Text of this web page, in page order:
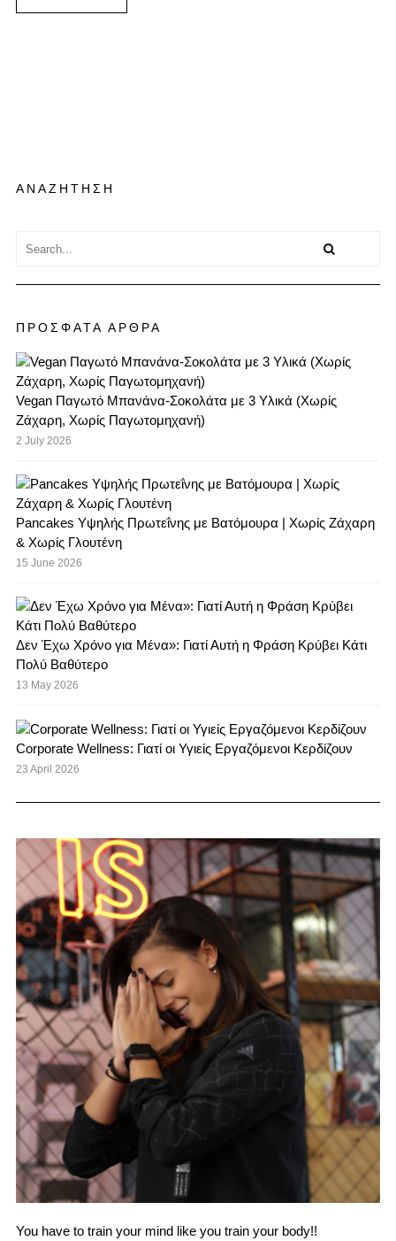
ΑΝΑΖΗΤΗΣΗ
ΠΡΟΣΦΑΤΑ ΑΡΘΡΑ
Vegan Παγωτό Μπανάνα-Σοκολάτα με 3 Υλικά (Χωρίς
Ζάχαρη, Χωρίς Παγωτομηχανή)
2 July 2026
Pancakes Υψηλής Πρωτεΐνης με Βατόμουρα | Χωρίς Ζάχαρη
& Χωρίς Γλουτένη
15 June 2026
Δεν Έχω Χρόνο για Μένα»: Γιατί Αυτή η Φράση Κρύβει Κάτι
Πολύ Βαθύτερο
13 May 2026
Corporate Wellness: Γιατί οι Υγιείς Εργαζόμενοι Κερδίζουν
23 April 2026
You have to train your mind like you train your body!!